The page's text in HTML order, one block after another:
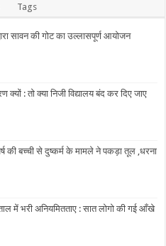
Tags
सावन की गोट का उल्लासपूर्ण आयोजन
क्यों : तो क्या निजी विद्यालय बंद कर दिए जाए
की बच्ची से दुष्कर्म के मामले ने पकड़ा तूल ,धरना
में भरी अनियमितताए : सात लोगो की गई आँखे